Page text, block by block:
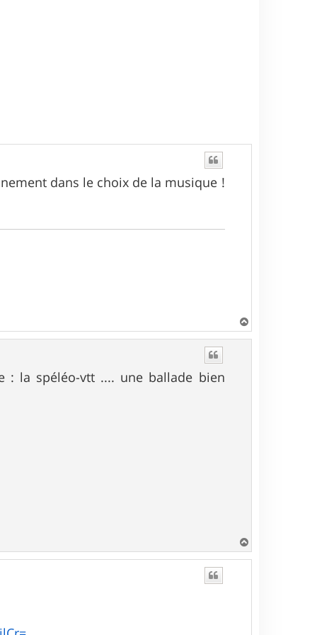
dans le choix de la musique !
a
: la spéléo-vtt .... une ballade bien
a